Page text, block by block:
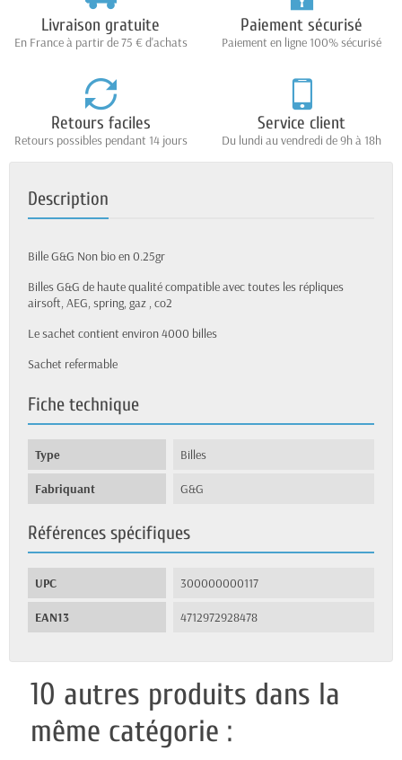
Livraison gratuite
En France à partir de 75 € d'achats
Paiement sécurisé
Paiement en ligne 100% sécurisé
Retours faciles
Retours possibles pendant 14 jours
Service client
Du lundi au vendredi de 9h à 18h
Description
Bille G&G Non bio en 0.25gr
Billes G&G de haute qualité compatible avec toutes les répliques
airsoft, AEG, spring, gaz , co2
Le sachet contient environ 4000 billes
Sachet refermable
Fiche technique
Type Billes
Fabriquant G&G
Références spécifiques
UPC 300000000117
EAN13 4712972928478
10 autres produits dans la
même catégorie :